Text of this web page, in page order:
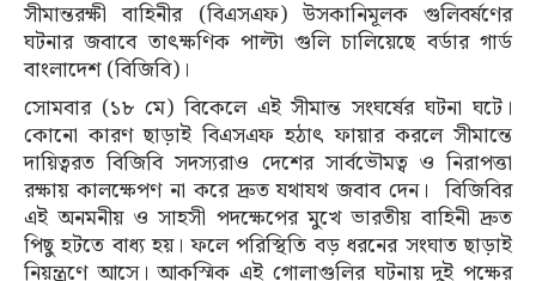
সীমান্তরক্ষী বাহিনীর (বিএসএফ) উসকানিমূলক গুলিবর্ষণের
ঘটনার জবাবে তাৎক্ষণিক পাল্টা গুলি চালিয়েছে বর্ডার গার্ড
বাংলাদেশ (বিজিবি)।
সোমবার (১৮ মে) বিকেলে এই সীমান্ত সংঘর্ষের ঘটনা ঘটে।
কোনো কারণ ছাড়াই বিএসএফ হঠাৎ ফায়ার করলে সীমান্তে
দায়িত্বরত বিজিবি সদস্যরাও দেশের সার্বভৌমত্ব ও নিরাপত্তা
রক্ষায় কালক্ষেপণ না করে দ্রুত যথাযথ জবাব দেন। বিজিবির
এই অনমনীয় ও সাহসী পদক্ষেপের মুখে ভারতীয় বাহিনী দ্রুত
পিছু হটতে বাধ্য হয়। ফলে পরিস্থিতি বড় ধরনের সংঘাত ছাড়াই
নিয়ন্ত্রণে আসে। আকস্মিক এই গোলাগুলির ঘটনায় দুই পক্ষের